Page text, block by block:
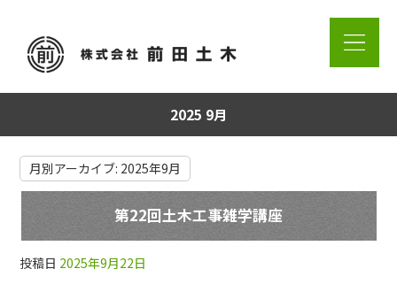
2025 9月
月別アーカイブ: 2025年9月
第22回土木工事雑学講座
投稿日 2025年9月22日